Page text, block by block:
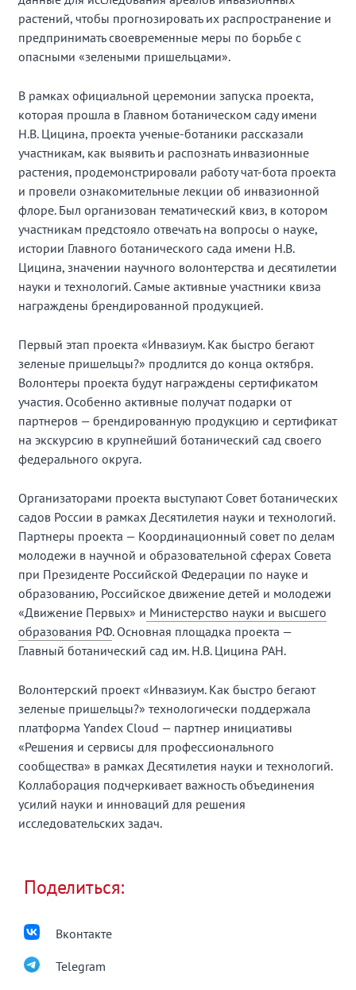
растений, чтобы прогнозировать их распространение и
предпринимать своевременные меры по борьбе с
опасными «зелеными пришельцами».
В рамках официальной церемонии запуска проекта,
которая прошла в Главном ботаническом саду имени
Н.В. Цицина, проекта ученые-ботаники рассказали
участникам, как выявить и распознать инвазионные
растения, продемонстрировали работу чат-бота проекта
и провели ознакомительные лекции об инвазионной
флоре. Был организован тематический квиз, в котором
участникам предстояло отвечать на вопросы о науке,
истории Главного ботанического сада имени Н.В.
Цицина, значении научного волонтерства и десятилетии
науки и технологий. Самые активные участники квиза
награждены брендированной продукцией.
Первый этап проекта «Инвазиум. Как быстро бегают
зеленые пришельцы?» продлится до конца октября.
Волонтеры проекта будут награждены сертификатом
участия. Особенно активные получат подарки от
партнеров — брендированную продукцию и сертификат
на экскурсию в крупнейший ботанический сад своего
федерального округа.
Организаторами проекта выступают Совет ботанических
садов России в рамках Десятилетия науки и технологий.
Партнеры проекта — Координационный совет по делам
молодежи в научной и образовательной сферах Совета
при Президенте Российской Федерации по науке и
образованию, Российское движение детей и молодежи
«Движение Первых» и Министерство науки и высшего
образования РФ. Основная площадка проекта —
Главный ботанический сад им. Н.В. Цицина РАН.
Волонтерский проект «Инвазиум. Как быстро бегают
зеленые пришельцы?» технологически поддержала
платформа Yandex Cloud — партнер инициативы
«Решения и сервисы для профессионального
сообщества» в рамках Десятилетия науки и технологий.
Коллаборация подчеркивает важность объединения
усилий науки и инноваций для решения
исследовательских задач.
Поделиться:
Вконтакте
Telegram